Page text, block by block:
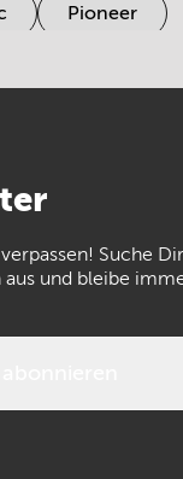
Pioneer
Epiphone
Suche
und bleibe